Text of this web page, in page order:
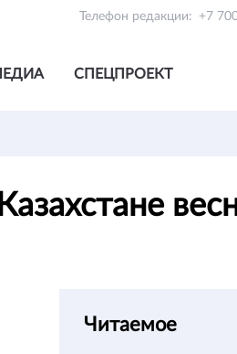
Телефон редакции: +7
СПЕЦПРОЕКТ
Читаемое